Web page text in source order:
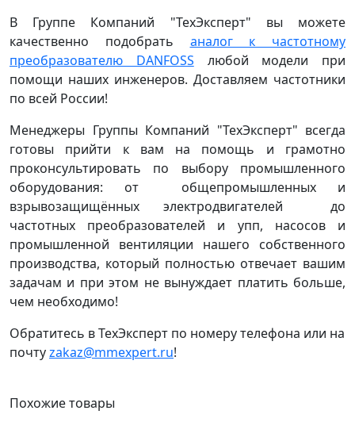
В Группе Компаний "ТехЭксперт" вы можете
качественно подобрать аналог к частотному
преобразователю DANFOSS любой модели при
помощи наших инженеров. Доставляем частотники
по всей России!
Менеджеры Группы Компаний "ТехЭксперт" всегда
готовы прийти к вам на помощь и грамотно
проконсультировать по выбору промышленного
оборудования: от общепромышленных и
взрывозащищённых электродвигателей до
частотных преобразователей и упп, насосов и
промышленной вентиляции нашего собственного
производства, который полностью отвечает вашим
задачам и при этом не вынуждает платить больше,
чем необходимо!
Обратитесь в ТехЭксперт по номеру телефона или на
почтуzakaz@mmexpert.ru!
Похожиетовары